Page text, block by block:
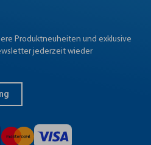
Produktneuheiten und exklusive
jederzeit wieder